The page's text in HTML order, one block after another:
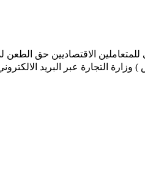
الاقتصاديين حق الطعن